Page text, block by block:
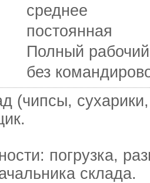
среднее
постоянная
Полный
без
сухарики,
погрузка,
склада.